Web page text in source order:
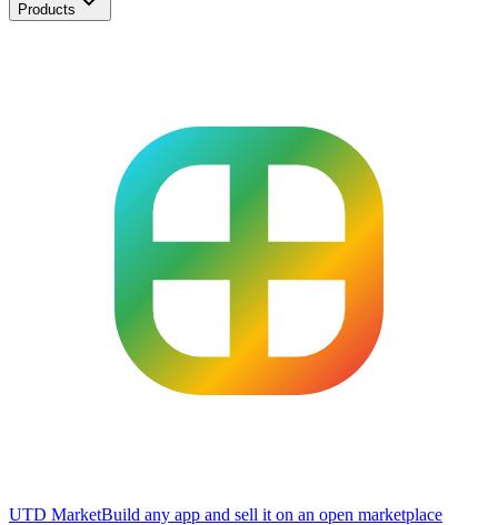
Products
UTD MarketBuild any app and sell it on an open marketplace